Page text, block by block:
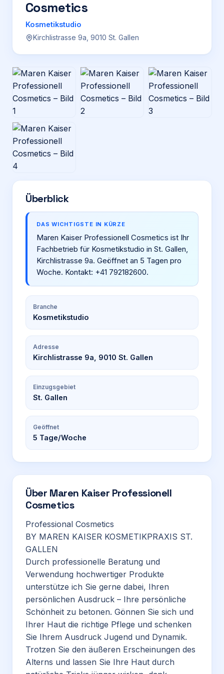
Cosmetics
Kosmetikstudio
Kirchlistrasse 9a, 9010 St. Gallen
Überblick
DAS WICHTIGSTE IN KÜRZE
Maren Kaiser Professionell Cosmetics ist Ihr
Fachbetrieb für Kosmetikstudio in St. Gallen,
Kirchlistrasse 9a. Geöffnet an 5 Tagen pro
Woche. Kontakt: +41 792182600.
Branche
Kosmetikstudio
Adresse
Kirchlistrasse 9a, 9010 St. Gallen
Einzugsgebiet
St. Gallen
Geöffnet
5 Tage/Woche
Über Maren Kaiser Professionell
Cosmetics
Professional Cosmetics
BY MAREN KAISER KOSMETIKPRAXIS ST.
GALLEN
Durch professionelle Beratung und
Verwendung hochwertiger Produkte
unterstütze ich Sie gerne dabei, Ihren
persönlichen Ausdruck – Ihre persönliche
Schönheit zu betonen. Gönnen Sie sich und
Ihrer Haut die richtige Pflege und schenken
Sie Ihrem Ausdruck Jugend und Dynamik.
Trotzen Sie den äußeren Erscheinungen des
Alterns und lassen Sie Ihre Haut durch